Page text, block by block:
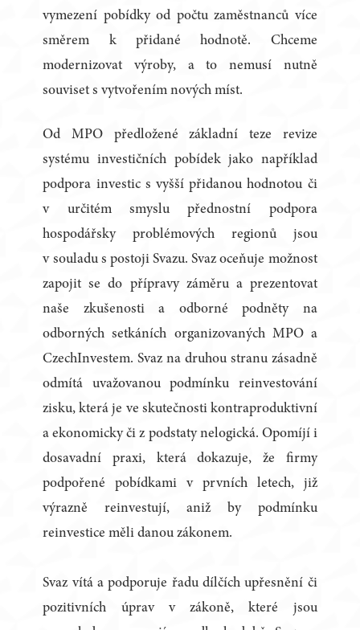
vymezení pobídky od počtu zaměstnanců více
směrem k přidané hodnotě. Chceme
modernizovat výroby, a to nemusí nutně
souviset s vytvořením nových míst.
Od MPO předložené základní teze revize
systému investičních pobídek jako například
podpora investic s vyšší přidanou hodnotou či
v určitém smyslu přednostní podpora
hospodářsky problémových regionů jsou
v souladu s postoji Svazu. Svaz oceňuje možnost
zapojit se do přípravy záměru a prezentovat
naše zkušenosti a odborné podněty na
odborných setkáních organizovaných MPO a
CzechInvestem. Svaz na druhou stranu zásadně
odmítá uvažovanou podmínku reinvestování
zisku, která je ve skutečnosti kontraproduktivní
a ekonomicky či z podstaty nelogická. Opomíjí i
dosavadní praxi, která dokazuje, že firmy
podpořené pobídkami v prvních letech, již
výrazně reinvestují, aniž by podmínku
reinvestice měli danou zákonem.
Svaz vítá a podporuje řadu dílčích upřesnění či
pozitivních úprav v zákoně, které jsou